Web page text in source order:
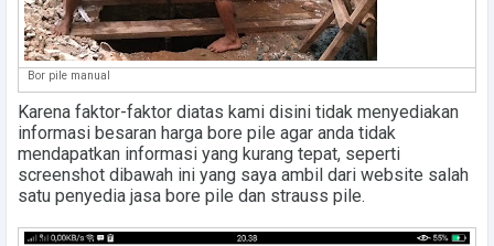
Bor pile manual
Karena faktor-faktor diatas kami disini tidak menyediakan
informasi besaran harga bore pile agar anda tidak
mendapatkan informasi yang kurang tepat, seperti
screenshot dibawah ini yang saya ambil dari website salah
satu penyedia jasa bore pile dan strauss pile.